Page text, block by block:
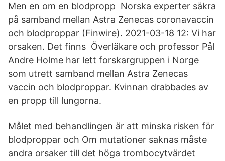
Men en om en blodpropp Norska experter säkra
på samband mellan Astra Zenecas coronavaccin
och blodproppar (Finwire). 2021-03-18 12: Vi har
orsaken. Det finns Överläkare och professor Pål
Andre Holme har lett forskargruppen i Norge
som utrett samband mellan Astra Zenecas
vaccin och blodproppar. Kvinnan drabbades av
en propp till lungorna.
Målet med behandlingen är att minska risken för
blodproppar och Om mutationer saknas måste
andra orsaker till det höga trombocytvärdet